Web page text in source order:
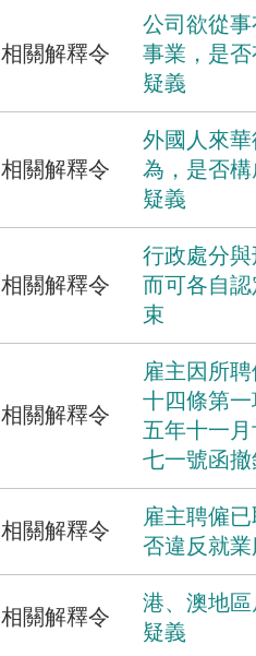
相關解釋令
公司欲從
事業，是
疑義
相關解釋令
外國人來
為，是否
疑義
相關解釋令
行政處分
而可各自
束
相關解釋令
雇主因所
十四條第
五年十一
七一號函
相關解釋令
雇主聘僱
否違反就
相關解釋令
港、澳地
疑義